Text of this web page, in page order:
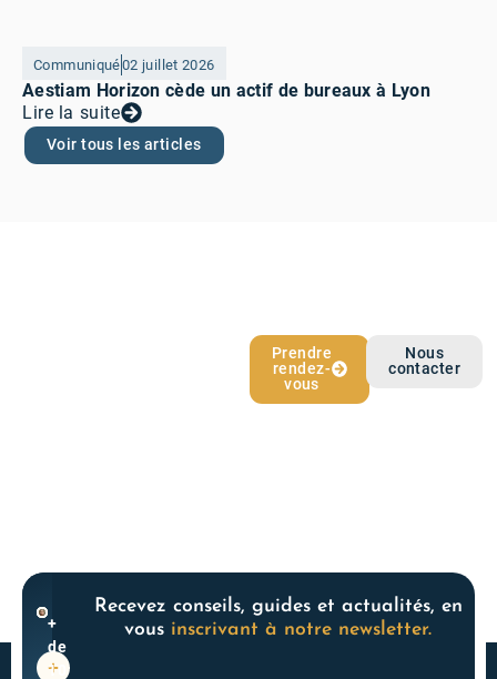
Voir tous les articles
Communiqué02 juillet 2026
Aestiam Horizon cède un actif de bureaux à Lyon
Lire la suite
Prendre
rendez-
vous
Nous
contacter
+
de
10
Recevez conseils, guides et actualités, en
vous inscrivant à notre newsletter.